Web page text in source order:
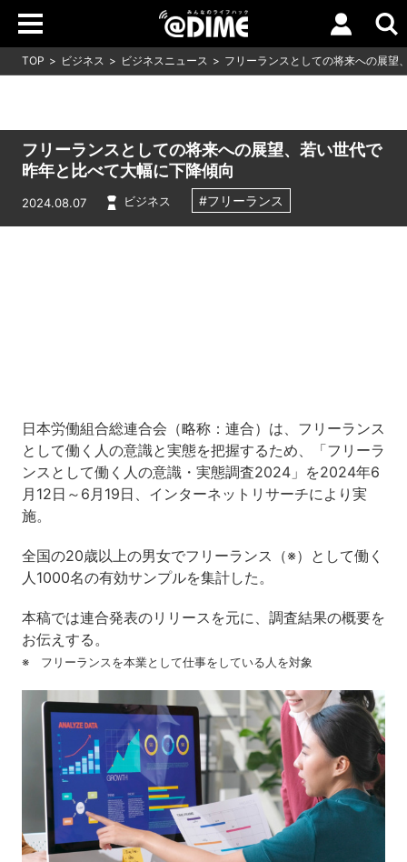
TOP ビジネス ビジネスニュース フリーランスとしての将来への展望
フリーランスとしての将来への展望、若い世代で
昨年と比べて大幅に下降傾向
2024.08.07 ビジネス #フリーランス
日本労働組合総連合会（略称：連合）は、フリーランス
として働く人の意識と実態を把握するため、「フリーラ
ンスとして働く人の意識・実態調査2024」を2024年6
月12日～6月19日、インターネットリサーチにより実
施。
全国の20歳以上の男女でフリーランス（※）として働く
人1000名の有効サンプルを集計した。
本稿では連合発表のリリースを元に、調査結果の概要を
お伝えする。
※ フリーランスを本業として仕事をしている人を対象